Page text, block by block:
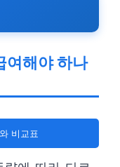
여해야 하나
비교표